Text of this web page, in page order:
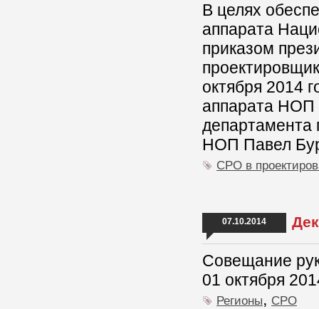
В целях
аппарата
приказом
октября 2014
аппарата НОП
департамента
НОП Павел
СРО в
07.10.2014
Совещание
01 октября
Регионы, СРО